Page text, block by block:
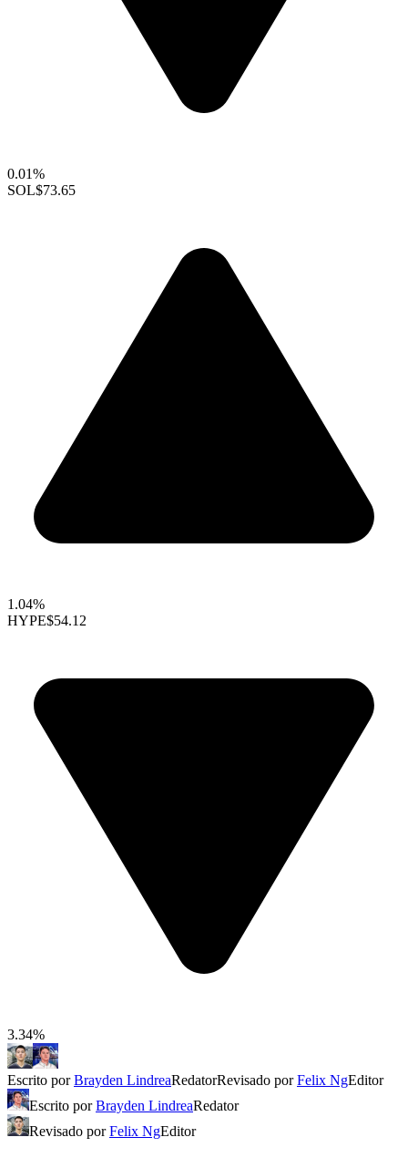
0.01%
SOL$73.65
1.04%
HYPE$54.12
3.34%
Escrito porBrayden LindreaRedatorRevisado porFelix NgEditor
Escrito porBrayden LindreaRedator
Revisado porFelix NgEditor